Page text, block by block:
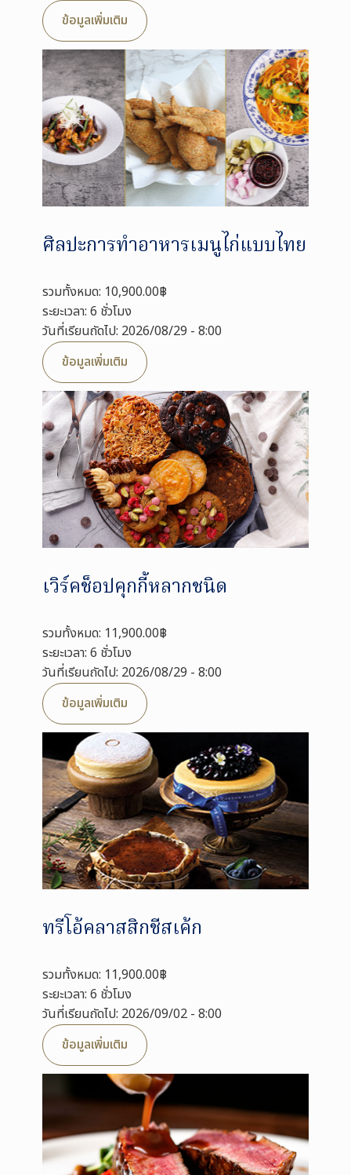
ข้อมูลเพิ่มเติม
ศิลปะการทำอาหารเมนูไก่แบบไทย
รวมทั้งหมด: 10,900.00฿
ระยะเวลา: 6 ชั่วโมง
วันที่เรียนถัดไป: 2026/08/29 - 8:00
ข้อมูลเพิ่มเติม
เวิร์คช็อปคุกกี้หลากชนิด
รวมทั้งหมด: 11,900.00฿
ระยะเวลา: 6 ชั่วโมง
วันที่เรียนถัดไป: 2026/08/29 - 8:00
ข้อมูลเพิ่มเติม
ทรีโอ้คลาสสิกชีสเค้ก
รวมทั้งหมด: 11,900.00฿
ระยะเวลา: 6 ชั่วโมง
วันที่เรียนถัดไป: 2026/09/02 - 8:00
ข้อมูลเพิ่มเติม